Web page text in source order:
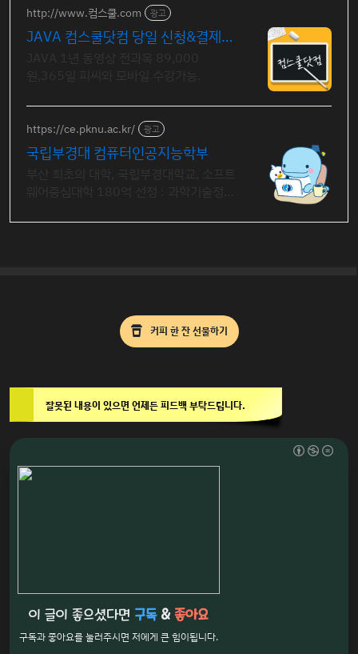
http://www.컴스쿨.com 광고
JAVA 컴스쿨닷컴 당일 신청&결제시
https://ce.pknu.ac.kr/ 광고
국립부경대 컴퓨터인공지능학부
커피 한 잔 선물하기
잘못된 내용이 있으면 언제든 피드백 부탁드립니다.
이 글이 좋으셨다면 구독& 좋아요
구독과 좋아요를 눌러주시면 저에게 큰 힘이됩니다.